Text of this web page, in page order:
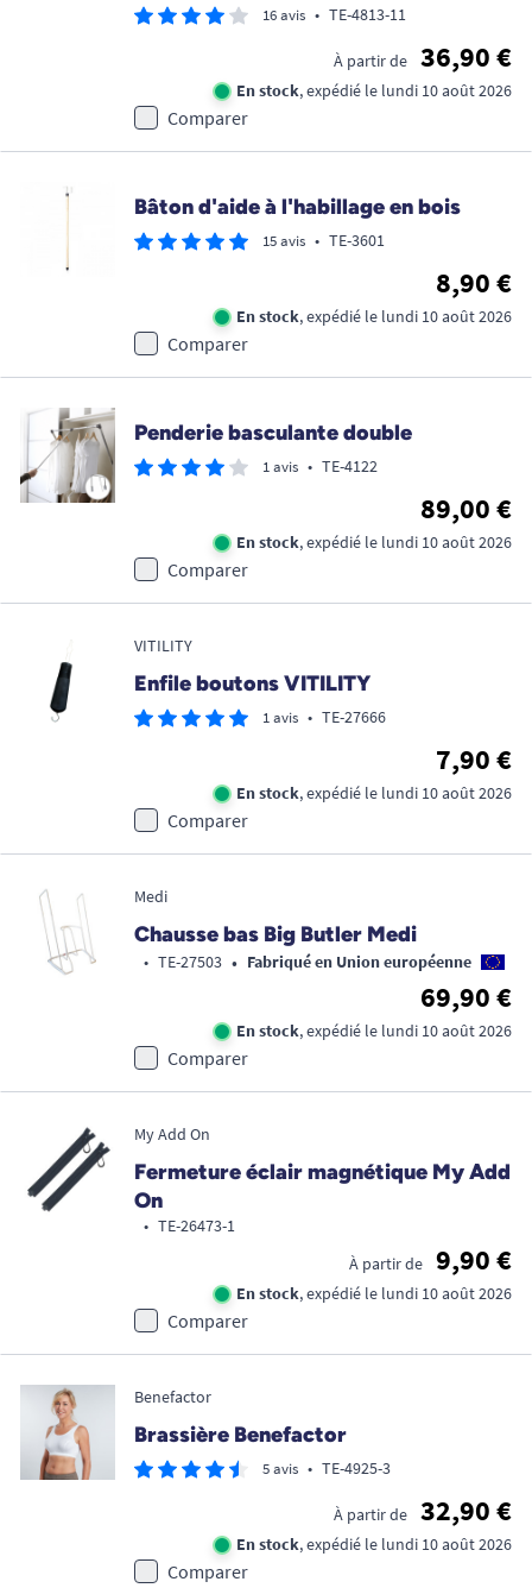
16 avis • TE-4813-11
À partir de 36,90 €
En stock, expédié le lundi 10 août 2026
Comparer
Bâton d'aide à l'habillage en bois
15 avis • TE-3601
8,90 €
En stock, expédié le lundi 10 août 2026
Comparer
Penderie basculante double
1 avis • TE-4122
89,00 €
En stock, expédié le lundi 10 août 2026
Comparer
VITILITY
Enfile boutons VITILITY
1 avis • TE-27666
7,90 €
En stock, expédié le lundi 10 août 2026
Comparer
Medi
Chausse bas Big Butler Medi
• TE-27503 • Fabriqué en Union européenne
69,90 €
En stock, expédié le lundi 10 août 2026
Comparer
My Add On
Fermeture éclair magnétique My Add
On
• TE-26473-1
À partir de
9,90 €
En stock, expédié le lundi 10 août 2026
Comparer
Benefactor
Brassière Benefactor
5 avis • TE-4925-3
À partir de 32,90 €
En stock, expédié le lundi 10 août 2026
Comparer